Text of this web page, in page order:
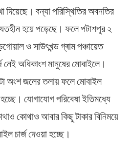
দিয়েছে। বন্যা পরিস্থিতির অবনতির
হয়ে পড়েছে। ফলে পটাশপুর ২
ও সাউৎখন্ড গ্ৰাম পঞ্চায়েত
নেই অধিকাংশ মানুষের মোবাইলে।
অংশ জলের তলায় ফলে মোবাইল
যোগাযোগ পরিবেষা ইতিমধ্যে
কোথাও আবার কিছু টাকার বিনিময়ে
চার্জ দেওয়া হচ্ছে।